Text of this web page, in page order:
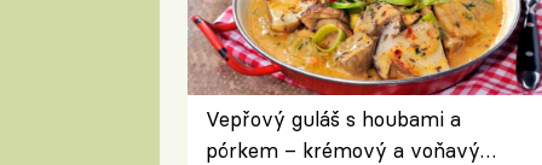
Vepřový guláš s houbami a
pórkem – krémový a voňavý